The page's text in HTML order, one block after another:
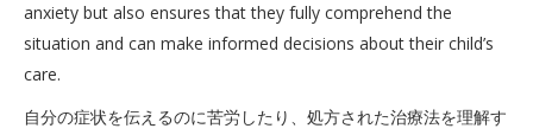
anxiety but also ensures that they fully comprehend the
situation and can make informed decisions about their child’s
care.
自分の症状を伝えるのに苦労したり、処方された治療法を理解す